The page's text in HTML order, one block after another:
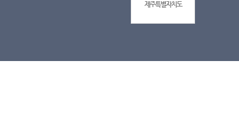
제주특별자치도